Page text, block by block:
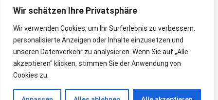
Wir schätzen Ihre Privatsphäre
Wir verwenden Cookies, um Ihr Surferlebnis zu verbessern,
personalisierte Anzeigen oder Inhalte einzusetzen und
unseren Datenverkehr zu analysieren. Wenn Sie auf „Alle
akzeptieren" klicken, stimmen Sie der Anwendung von
Cookies zu.